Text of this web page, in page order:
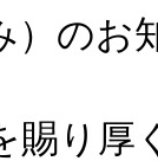
のお
賜り厚